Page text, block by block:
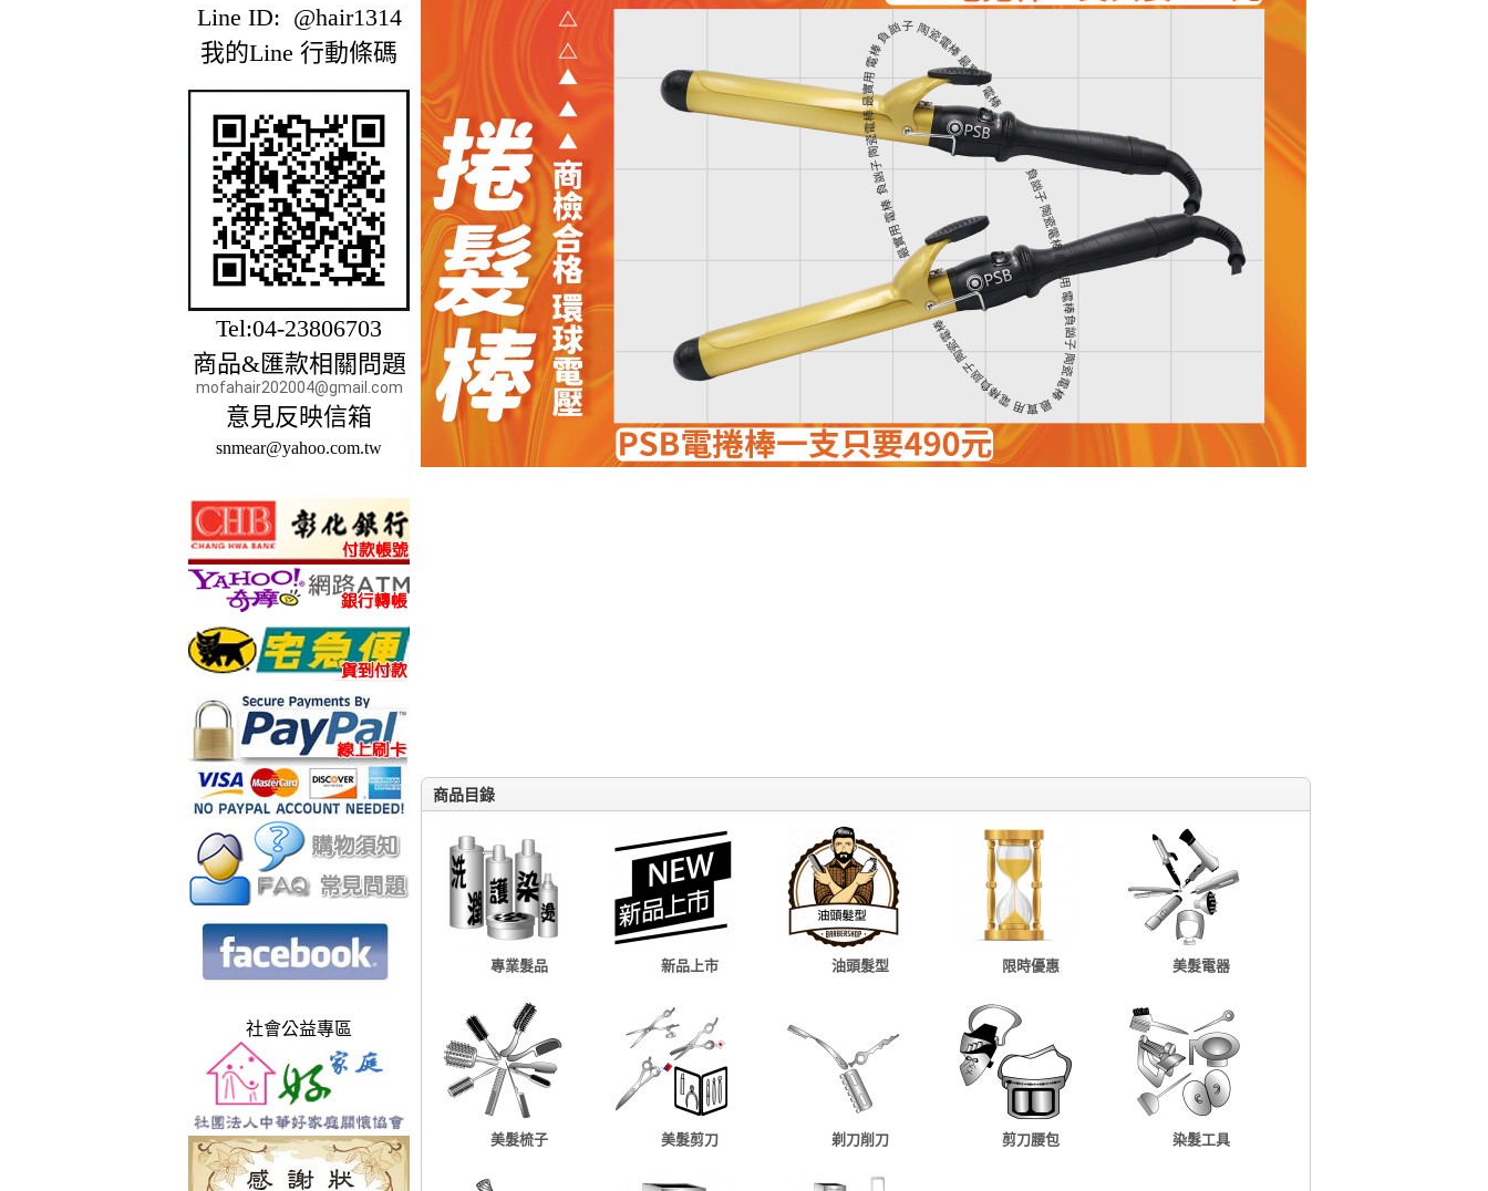
Line ID: @hair1314
我的Line 行動條碼
Tel:04-23806703
商品&匯款相關問題
mofahair202004@gmail.com
意見反映信箱
snmear@yahoo.com.tw
社會公益專區
商品目錄
專業髮品 新品上市 油頭髮型 限時優惠 美髮電器
美髮梳子 美髮剪刀 剃刀削刀 剪刀腰包 染髮工具